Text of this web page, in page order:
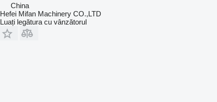
China
Hefei Mifan Machinery CO.,LTD
Luați legătura cu vânzătorul